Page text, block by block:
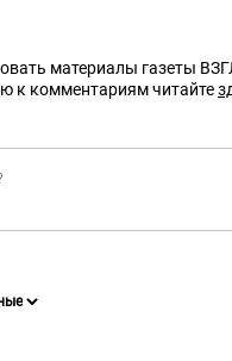
материалы газеты
к комментариям читайте